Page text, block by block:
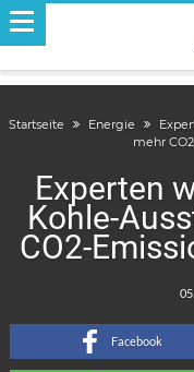
Startseite Energie
mehr
Experten
Kohle-
CO2-
Facebook